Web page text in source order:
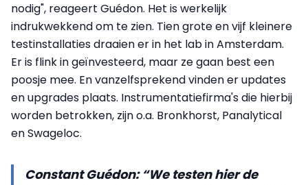
nodig", reageert Guédon. Het is werkelijk
indrukwekkend om te zien. Tien grote en vijf kleinere
testinstallaties draaien er in het lab in Amsterdam.
Er is flink in geïnvesteerd, maar ze gaan best een
poosje mee. En vanzelfsprekend vinden er updates
en upgrades plaats. Instrumentatiefirma's die hierbij
worden betrokken, zijn o.a. Bronkhorst, Panalytical
en Swageloc.
Constant Guédon: “We testen hier de